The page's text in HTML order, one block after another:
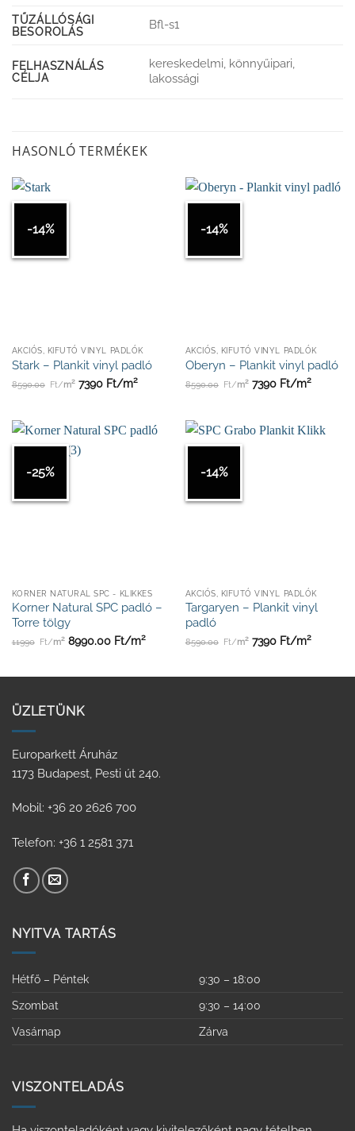
TŰZÁLLÓSÁGI
BESOROLÁS
Bfl-s1
FELHASZNÁLÁS
CÉLJA
kereskedelmi, könnyűipari,
lakossági
HASONLÓ TERMÉKEK
-14%
AKCIÓS, KIFUTÓ VINYL PADLÓK
Stark – Plankit vinyl padló
8590.00 Ft/m27390 Ft/m2
-14%
AKCIÓS, KIFUTÓ VINYL PADLÓK
Oberyn – Plankit vinyl padló
8590.00 Ft/m27390 Ft/m2
-25%
KORNER NATURAL SPC - KLIKKES
Korner Natural SPC padló –
Torre tölgy
11990 Ft/m28990.00 Ft/m2
-14%
AKCIÓS, KIFUTÓ VINYL PADLÓK
Targaryen – Plankit vinyl
padló
8590.00 Ft/m27390 Ft/m2
ÜZLETÜNK
Europarkett Áruház
1173 Budapest, Pesti út 240.
Mobil: +36 20 2626 700
Telefon: +36 1 2581 371
NYITVA TARTÁS
Hétfő – Péntek
9:30 – 18:00
Szombat
9:30 – 14:00
Vasárnap
Zárva
VISZONTELADÁS